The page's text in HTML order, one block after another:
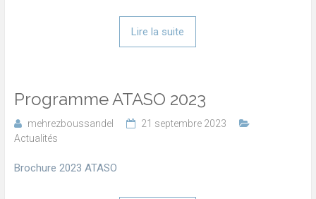
Lire la suite
Programme ATASO 2023
mehrezboussandel
21 septembre 2023
Actualités
Brochure 2023 ATASO